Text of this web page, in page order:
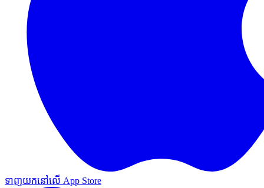
ទាញយកនៅលើ App Store